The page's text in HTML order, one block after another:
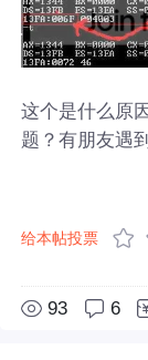
这个是什么原
题？有朋友遇
给本帖投票
93 6